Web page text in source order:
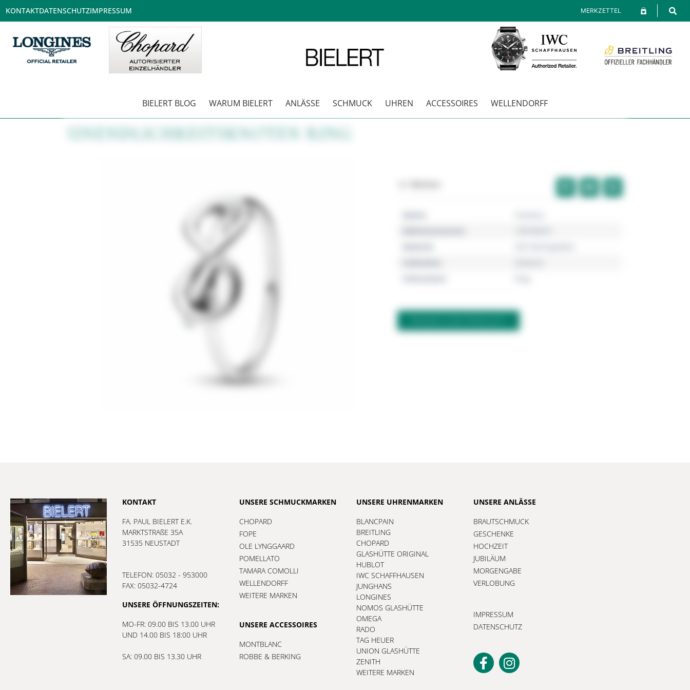
KONTAKTDATENSCHUTZIMPRESSUM MERKZETTEL
BIELERT BLOG WARUM BIELERT ANLÄSSE SCHMUCK UHREN ACCESSOIRES WELLENDORFF
UNENDLICHKEITSKNOTEN RING
KONTAKT
FA. PAUL BIELERT E.K.
MARKTSTRAßE 35A
31535 NEUSTADT
TELEFON: 05032 - 953000
FAX: 05032-4724
UNSERE ÖFFNUNGSZEITEN:
MO-FR: 09.00 BIS 13.00 UHR
UND 14.00 BIS 18:00 UHR
SA: 09.00 BIS 13.30 UHR
UNSERE SCHMUCKMARKEN
CHOPARD
FOPE
OLE LYNGGAARD
POMELLATO
TAMARA COMOLLI
WELLENDORFF
WEITERE MARKEN
UNSERE ACCESSOIRES
MONTBLANC
ROBBE & BERKING
UNSERE UHRENMARKEN
BLANCPAIN
BREITLING
CHOPARD
GLASHÜTTE ORIGINAL
HUBLOT
IWC SCHAFFHAUSEN
JUNGHANS
LONGINES
NOMOS GLASHÜTTE
OMEGA
RADO
TAG HEUER
UNION GLASHÜTTE
ZENITH
WEITERE MARKEN
UNSERE ANLÄSSE
BRAUTSCHMUCK
GESCHENKE
HOCHZEIT
JUBILÄUM
MORGENGABE
VERLOBUNG
IMPRESSUM
DATENSCHUTZ